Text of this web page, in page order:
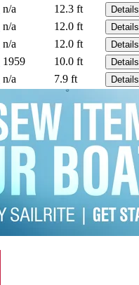
n/a 12.3 ft Details
n/a 12.0 ft Details
n/a 12.0 ft Details
1959 10.0 ft Details
n/a 7.9 ft Details